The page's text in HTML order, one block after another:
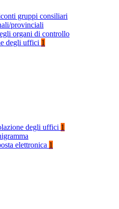
gruppi consiliari
provinciali
organi di controllo
degli uffici 1
degli uffici 1
elettronica 1